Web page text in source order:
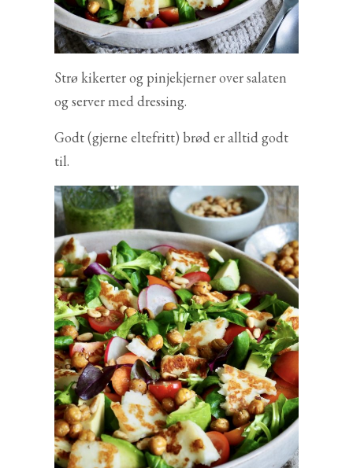
Strø kikerter og pinjekjerner over salaten
og server med dressing.
Godt (gjerne eltefritt) brød er alltid godt
til.